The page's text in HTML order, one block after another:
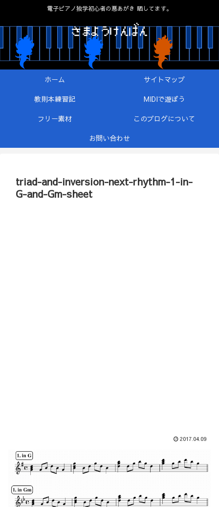
電子ピアノ独学初心者の悪あがき 晒してます。
ホーム
サイトマップ
教則本練習記
MIDIで遊ぼう
フリー素材
このブログについて
お問い合わせ
triad-and-inversion-next-rhythm-1-in-
G-and-Gm-sheet
2017.04.09